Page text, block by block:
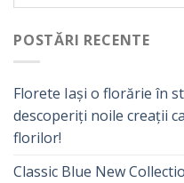
POSTĂRI RECENTE
Florete Iași o florărie în
descoperiți noile creații
florilor!
Classic Blue New